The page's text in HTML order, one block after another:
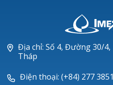
Piperacillin
Ticarlinat®
Zobacta®
Địa chỉ: Số 4, Đường 30/
Tháp
Điện thoại: (+84) 277